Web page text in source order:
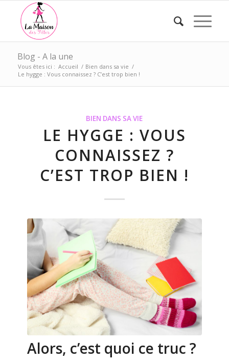
Blog - A la une
Vous êtes ici : Accueil / Bien dans sa vie /
Le hygge : Vous connaissez ? C’est trop bien !
BIEN DANS SA VIE
LE HYGGE : VOUS
CONNAISSEZ ?
C’EST TROP BIEN !
Alors, c’est quoi ce truc ?